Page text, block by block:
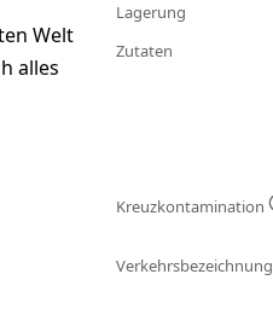
Welt
alles
Lagerung
Zutaten
Kreuzkontamination
Verkehrsbezeichnung